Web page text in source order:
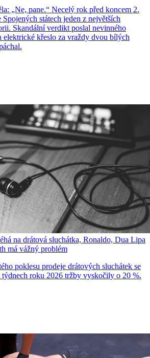
„Ne, pane.“ Necelý rok před koncem 2.
státech jeden z největších
Skandální verdikt poslal nevinného
elektrické křeslo za vraždy dvou bílých
na drátová sluchátka, Ronaldo, Dua Lipa
má vážný problém
poklesu prodeje drátových sluchátek se
roku 2026 tržby vyskočily o 20 %.